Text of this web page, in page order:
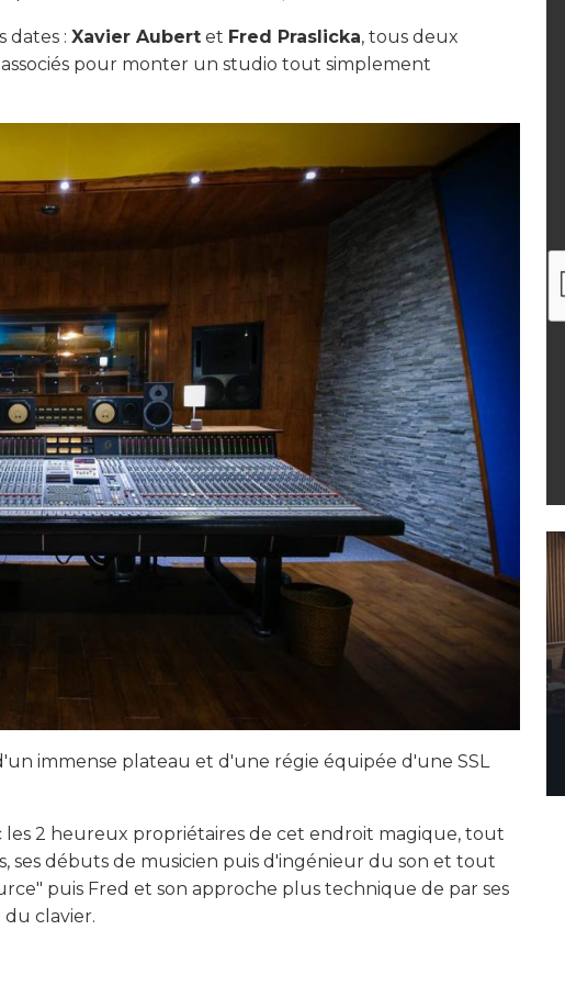
dates : Xavier Aubert et Fred Praslicka, tous deux
pour monter un studio tout simplement
immense plateau et d'une régie équipée d'une SSL
2 heureux propriétaires de cet endroit magique, tout
ses débuts de musicien puis d'ingénieur du son et tout
puis Fred et son approche plus technique de par ses
clavier.